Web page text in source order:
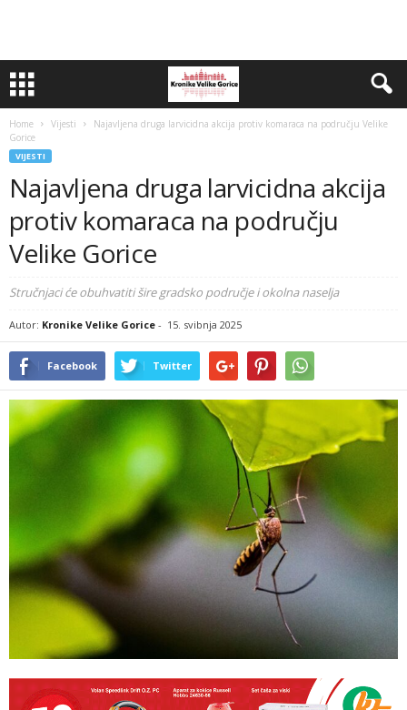
Home Vijesti
Najavljena druga larvicidna akcija protiv komaraca na području Velike
Gorice
VIJESTI
Najavljena druga larvicidna akcija
protiv komaraca na području
Velike Gorice
Stručnjaci će obuhvatiti šire gradsko područje i okolna naselja
Autor: Kronike Velike Gorice - 15. svibnja 2025
Facebook Twitter